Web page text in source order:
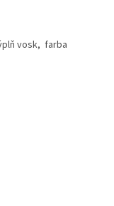
vosk, farba